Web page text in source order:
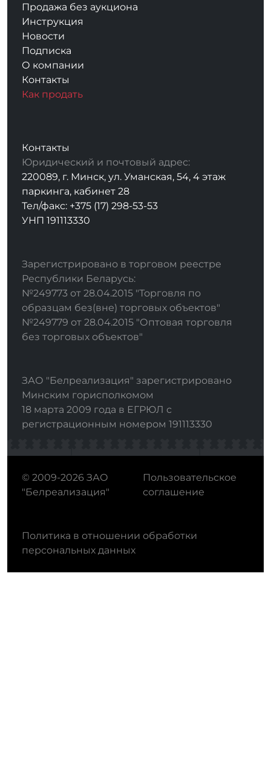
Продажа без аукциона
Инструкция
Новости
Подписка
О компании
Контакты
Как продать
Контакты
Юридический и почтовый адрес:
220089, г. Минск, ул. Уманская, 54, 4 этаж
паркинга, кабинет 28
Тел/факс: +375 (17) 298-53-53
УНП 191113330
Зарегистрировано в торговом реестре
Республики Беларусь:
№249773 от 28.04.2015 "Торговля по
образцам без(вне) торговых объектов"
№249779 от 28.04.2015 "Оптовая торговля
без торговых объектов"
ЗАО "Белреализация" зарегистрировано
Минским горисполкомом
18 марта 2009 года в ЕГРЮЛ с
регистрационным номером 191113330
© 2009-2026 ЗАО
"Белреализация"
Пользовательское
соглашение
Политика в отношении обработки
персональных данных